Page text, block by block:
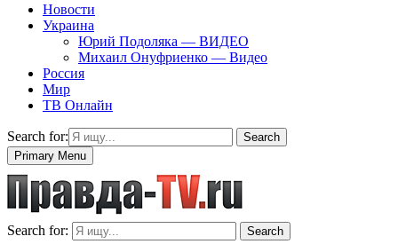
Новости
Украина
Юрий Подоляка — ВИДЕО
Михаил Онуфриенко — Видео
Россия
Мир
ТВ Онлайн
Search for:
Search
Primary Menu
Search for: Search